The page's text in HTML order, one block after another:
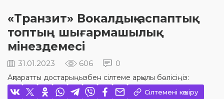
«Транзит» Вокалдық-аспаптық
топтың шығармашылық
мінездемесі
31.01.2023 606 0
Ақпаратты достарыңызбен сілтеме арқылы бөлісіңіз:
Сілтемені көшіру